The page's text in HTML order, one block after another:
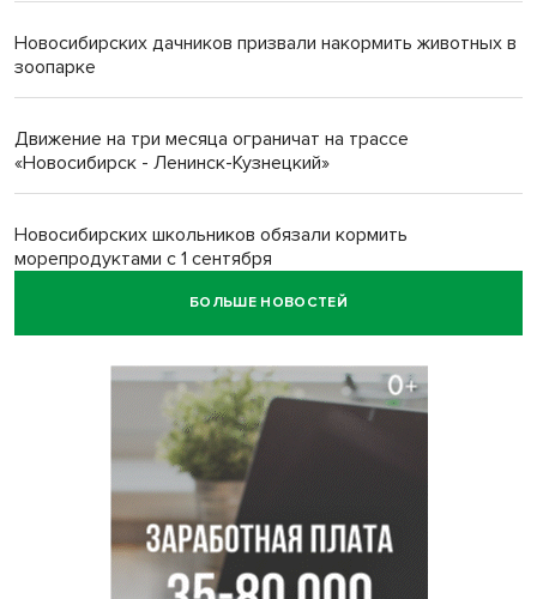
Новосибирских дачников призвали накормить животных в
зоопарке
Движение на три месяца ограничат на трассе
«Новосибирск - Ленинск-Кузнецкий»
Новосибирских школьников обязали кормить
морепродуктами с 1 сентября
БОЛЬШЕ НОВОСТЕЙ